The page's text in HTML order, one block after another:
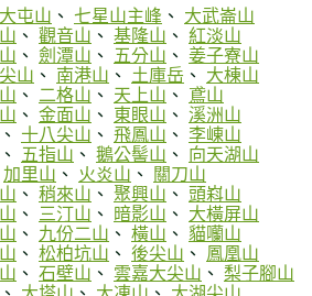
大屯山 七星山主峰 大武崙山
觀音山 基隆山 紅淡山
劍潭山 五分山 姜子寮山
山 南港山 土庫岳 大棟山
二格山 天上山 鳶山
金面山 東眼山 溪洲山
十八尖山 飛鳳山 李崠山
五指山 鵝公髻山 向天湖山
加里山 火炎山 關刀山
稍來山 聚興山 頭嵙山
三汀山 暗影山 大橫屏山
九份二山 橫山 貓囒山
松柏坑山 後尖山 鳳凰山
石壁山 雲嘉大尖山 梨子腳山